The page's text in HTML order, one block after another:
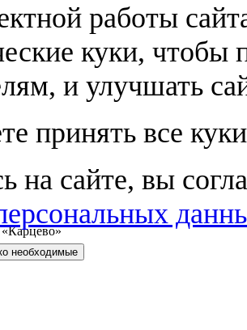
работы
куки, чтобы
и улучшать
принять все
на сайте, вы
необходимые